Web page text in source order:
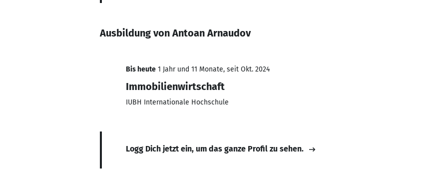
Ausbildung von Antoan Arnaudov
Bis heute 1 Jahr und 11 Monate, seit Okt. 2024
Immobilienwirtschaft
IUBH Internationale Hochschule
Logg Dich jetzt ein, um das ganze Profil zu sehen.